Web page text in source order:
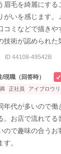
眉毛を綺麗にする
がいを感じます
コミなどで描き
技術が認められた
ID 44108-49542B
現職（回答時）
正社員 アイブロウリ
年代が多いので
。お店で流れてる
ので趣味の合う
。